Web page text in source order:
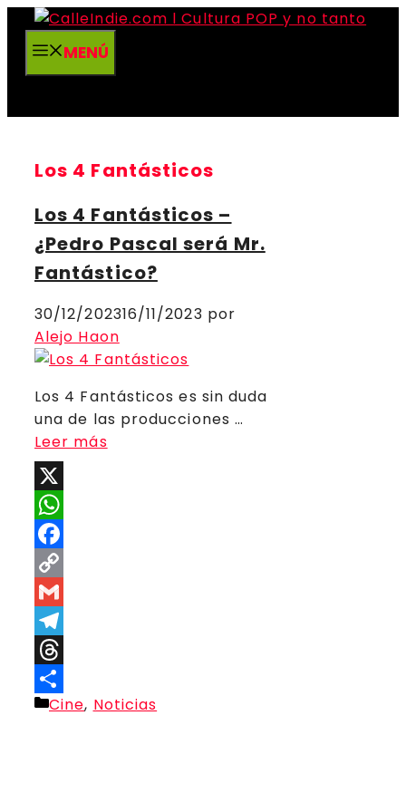
Saltar
contenidoMENÚ
Los 4 Fantásticos
Los 4 Fantásticos –
¿Pedro Pascal será Mr.
Fantástico?
30/12/202316/11/2023 por
Alejo Haon
Los 4 Fantásticos es sin duda
una de las producciones …
Leer más
X
WhatsApp
Facebook
Copy
Link
Gmail
Telegram
Threads
Compartir
Categorías
Cine, Noticias